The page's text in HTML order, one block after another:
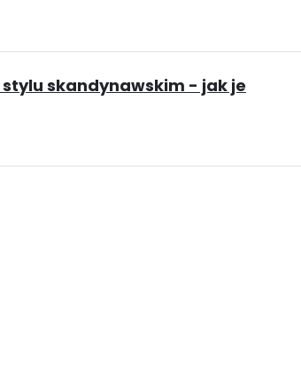
stylu skandynawskim - jak je